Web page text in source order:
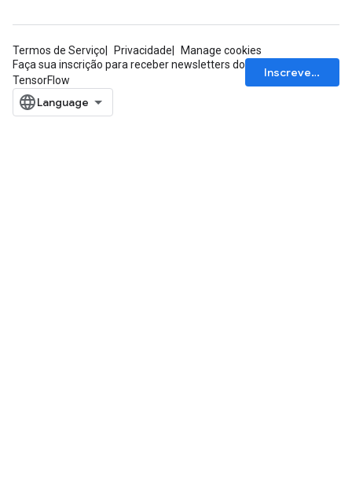
Termos de Serviço Privacidade
Manage cookies
Faça sua inscrição para receber newsletters do
TensorFlow
Inscrever-se